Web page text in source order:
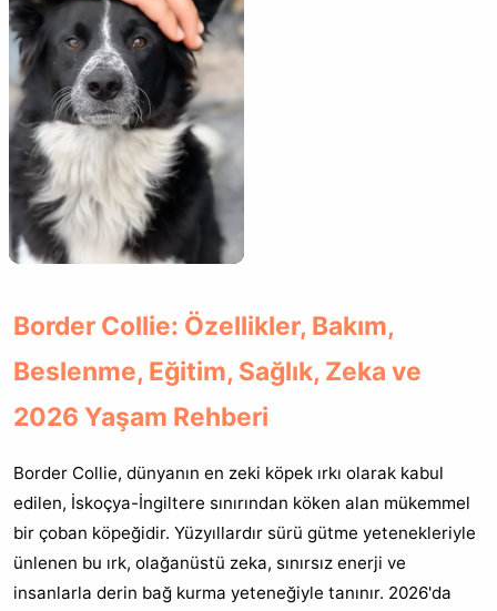
Border Collie: Özellikler, Bakım,
Beslenme, Eğitim, Sağlık, Zeka ve
2026 Yaşam Rehberi
Border Collie, dünyanın en zeki köpek ırkı olarak kabul
edilen, İskoçya-İngiltere sınırından köken alan mükemmel
bir çoban köpeğidir. Yüzyıllardır sürü gütme yetenekleriyle
ünlenen bu ırk, olağanüstü zeka, sınırsız enerji ve
insanlarla derin bağ kurma yeteneğiyle tanınır. 2026'da